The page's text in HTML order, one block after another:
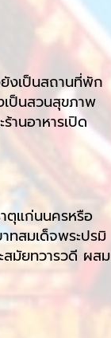
งเป็นสถานที่พัก
ป็นสวนสุขภาพ
นอาหารเปิด
ตุแก่นนครหรือ
ทสมเด็จพระปรมิ
มัยทวารวดี ผสม